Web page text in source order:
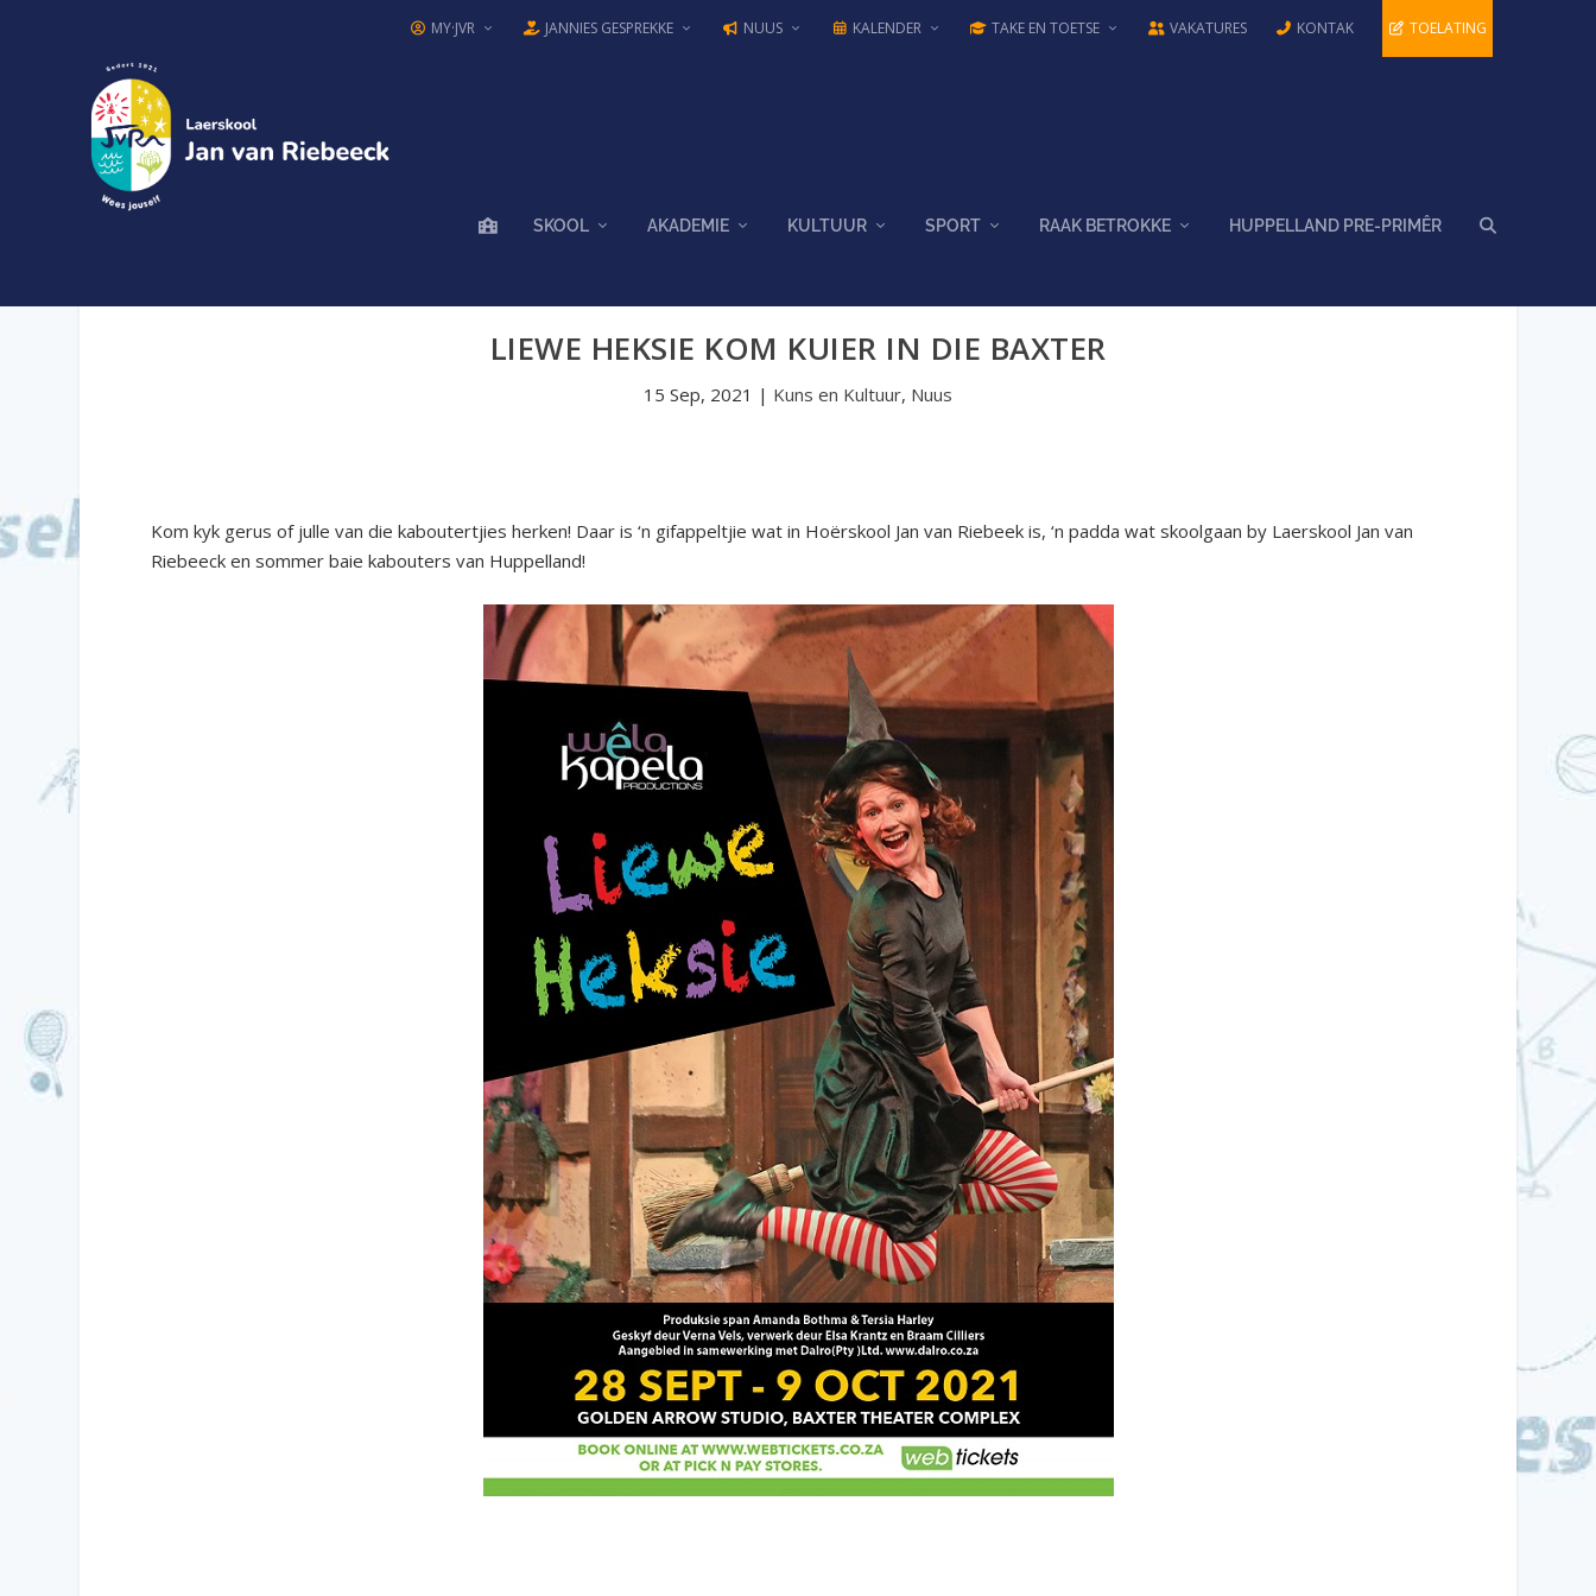
MY·JVR JANNIES GESPREKKE NUUS KALENDER TAKE EN TOETSE VAKATURES KONTAK TOELATING
SKOOL AKADEMIE KULTUUR SPORT RAAK BETROKKE HUPPELLAND PRE-PRIMÊR
LIEWE HEKSIE KOM KUIER IN DIE BAXTER
15 Sep, 2021 | Kuns en Kultuur, Nuus
Kom kyk gerus of julle van die kaboutertjies herken! Daar is ‘n gifappeltjie wat in Hoërskool Jan van Riebeek is, ‘n padda wat skoolgaan by Laerskool Jan van
Riebeeck en sommer baie kabouters van Huppelland!